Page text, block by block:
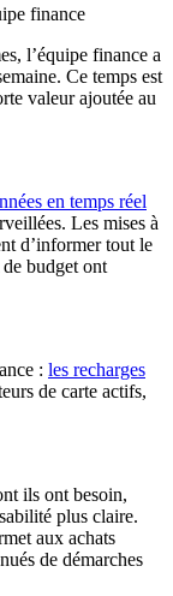
finance
l’équipe finance a
Ce temps est
valeur ajoutée au
en temps réel
Les mises à
d’informer tout le
de budget ont
: les recharges
de carte actifs,
ils ont besoin,
plus claire.
aux achats
de démarches